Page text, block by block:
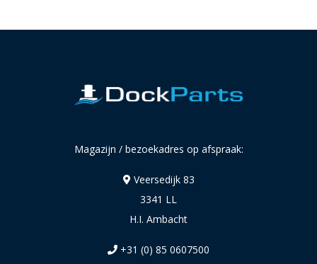
Magazijn / bezoekadres op afspraak:
Veersedijk 83
3341 LL
H.I. Ambacht
+31 (0) 85 0607500